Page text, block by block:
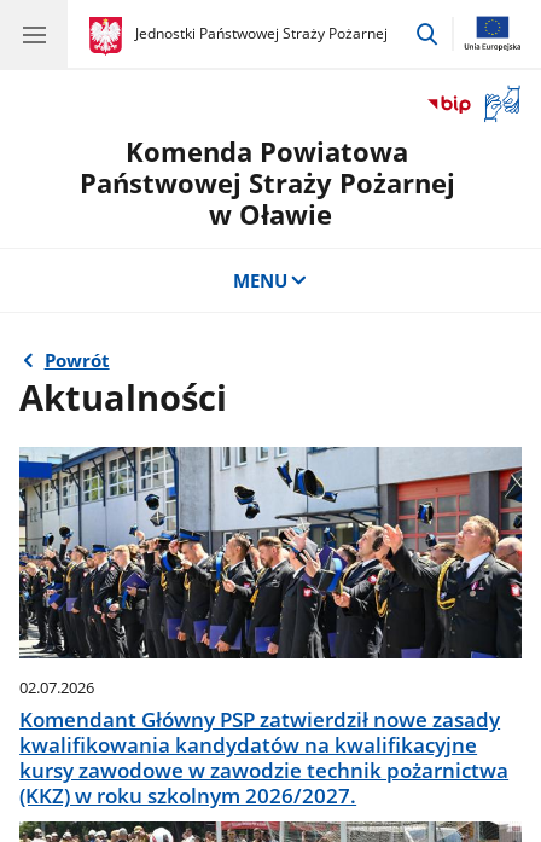
gov.pl
Jednostki Państwowej Straży Pożarnej
gov.pl
Jednostki
przejdź
okno
Komenda Powiatowa
Państwowej Straży Pożarnej
w Oławie
MENU
Powrót
Aktualności
02.07.2026
Komendant Główny PSP zatwierdził nowe zasady
kwalifikowania kandydatów na kwalifikacyjne
kursy zawodowe w zawodzie technik pożarnictwa
(KKZ) w roku szkolnym 2026/2027.